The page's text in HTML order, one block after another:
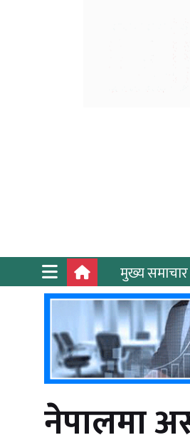
मुख्य समाचार
नेपालमा